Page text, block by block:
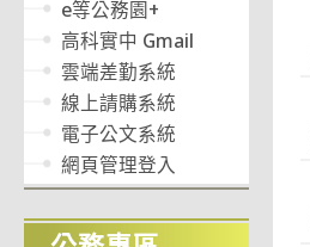
e等公務園+
高科實中 Gmail
雲端差勤系統
線上請購系統
電子公文系統
網頁管理登入